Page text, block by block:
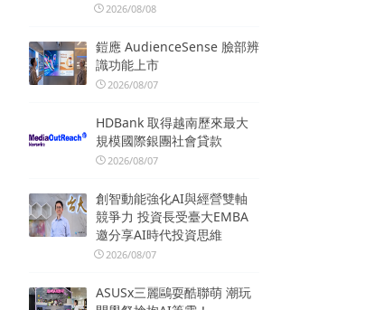
2026/08/08
鎧應 AudienceSense 臉部辨
識功能上市
2026/08/07
HDBank 取得越南歷來最大
規模國際銀團社會貸款
2026/08/07
創智動能強化AI與經營雙軸
競爭力 投資長受臺大EMBA
邀分享AI時代投資思維
2026/08/07
ASUSx三麗鷗耍酷聯萌 潮玩